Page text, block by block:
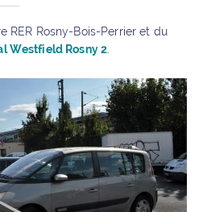
RER Rosny-Bois-Perrier et du
Westfield Rosny 2